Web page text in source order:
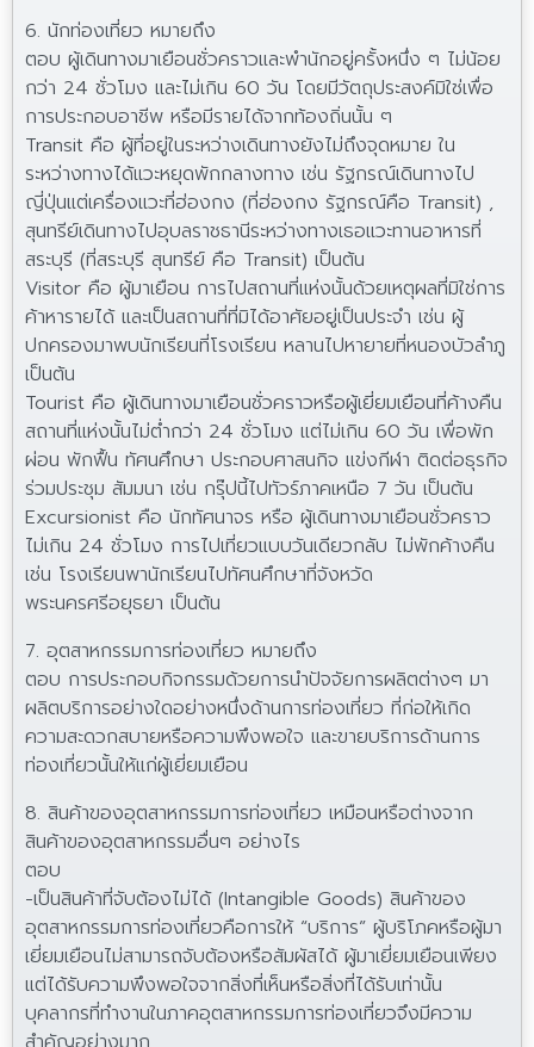
6. นักท่องเที่ยว หมายถึง
ตอบ ผู้เดินทางมาเยือนชั่วคราวและพำนักอยู่ครั้งหนึ่ง ๆ ไม่น้อย
กว่า 24 ชั่วโมง และไม่เกิน 60 วัน โดยมีวัตถุประสงค์มิใช่เพื่อ
การประกอบอาชีพ หรือมีรายได้จากท้องถิ่นนั้น ๆ
Transit คือ ผู้ที่อยู่ในระหว่างเดินทางยังไม่ถึงจุดหมาย ใน
ระหว่างทางได้แวะหยุดพักกลางทาง เช่น รัฐกรณ์เดินทางไป
ญี่ปุ่นแต่เครื่องแวะที่ฮ่องกง (ที่ฮ่องกง รัฐกรณ์คือ Transit) ,
สุนทรีย์เดินทางไปอุบลราชธานีระหว่างทางเธอแวะทานอาหารที่
สระบุรี (ที่สระบุรี สุนทรีย์ คือ Transit) เป็นต้น
Visitor คือ ผู้มาเยือน การไปสถานที่แห่งนั้นด้วยเหตุผลที่มิใช่การ
ค้าหารายได้ และเป็นสถานที่ที่มิได้อาศัยอยู่เป็นประจำ เช่น ผู้
ปกครองมาพบนักเรียนที่โรงเรียน หลานไปหายายที่หนองบัวลำภู
เป็นต้น
Tourist คือ ผู้เดินทางมาเยือนชั่วคราวหรือผู้เยี่ยมเยือนที่ค้างคืน
สถานที่แห่งนั้นไม่ต่ำกว่า 24 ชั่วโมง แต่ไม่เกิน 60 วัน เพื่อพัก
ผ่อน พักฟื้น ทัศนศึกษา ประกอบศาสนกิจ แข่งกีฬา ติดต่อธุรกิจ
ร่วมประชุม สัมมนา เช่น กรุ๊ปนี้ไปทัวร์ภาคเหนือ 7 วัน เป็นต้น
Excursionist คือ นักทัศนาจร หรือ ผู้เดินทางมาเยือนชั่วคราว
ไม่เกิน 24 ชั่วโมง การไปเที่ยวแบบวันเดียวกลับ ไม่พักค้างคืน
เช่น โรงเรียนพานักเรียนไปทัศนศึกษาที่จังหวัด
พระนครศรีอยุธยา เป็นต้น
7. อุตสาหกรรมการท่องเที่ยว หมายถึง
ตอบ การประกอบกิจกรรมด้วยการนำปัจจัยการผลิตต่างๆ มา
ผลิตบริการอย่างใดอย่างหนึ่งด้านการท่องเที่ยว ที่ก่อให้เกิด
ความสะดวกสบายหรือความพึงพอใจ และขายบริการด้านการ
ท่องเที่ยวนั้นให้แก่ผู้เยี่ยมเยือน
8. สินค้าของอุตสาหกรรมการท่องเที่ยว เหมือนหรือต่างจาก
สินค้าของอุตสาหกรรมอื่นๆ อย่างไร
ตอบ
-เป็นสินค้าที่จับต้องไม่ได้ (Intangible Goods) สินค้าของ
อุตสาหกรรมการท่องเที่ยวคือการให้ “บริการ” ผู้บริโภคหรือผู้มา
เยี่ยมเยือนไม่สามารถจับต้องหรือสัมผัสได้ ผู้มาเยี่ยมเยือนเพียง
แต่ได้รับความพึงพอใจจากสิ่งที่เห็นหรือสิ่งที่ได้รับเท่านั้น
บุคลากรที่ทำงานในภาคอุตสาหกรรมการท่องเที่ยวจึงมีความ